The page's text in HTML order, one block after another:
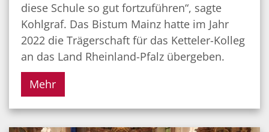
diese Schule so gut fortzuführen“, sagte
Kohlgraf. Das Bistum Mainz hatte im Jahr
2022 die Trägerschaft für das Ketteler-Kolleg
an das Land Rheinland-Pfalz übergeben.
Mehr